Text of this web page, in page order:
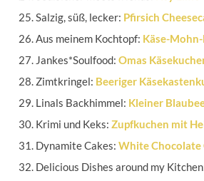
Salzig, süß, lecker: Pfirsich
Aus meinem Kochtopf: Käse-
Jankes*Soulfood: Omas
Zimtkringel: Beeriger
Linals Backhimmel: Kleiner
Krimi und Keks: Zupfkuchen mit
Dynamite Cakes: White Chocolate
Delicious Dishes around my